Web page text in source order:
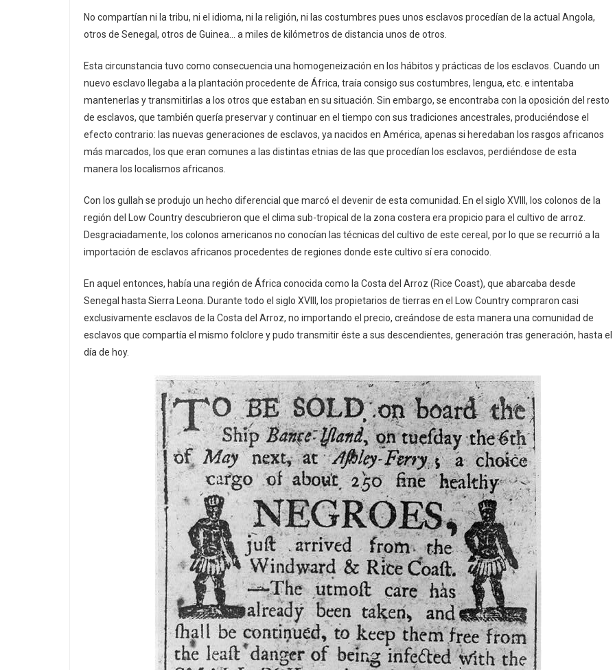
No compartían ni la tribu, ni el idioma, ni la religión, ni las costumbres pues unos esclavos procedían de la actual Angola,
otros de Senegal, otros de Guinea… a miles de kilómetros de distancia unos de otros.
Esta circunstancia tuvo como consecuencia una homogeneización en los hábitos y prácticas de los esclavos. Cuando un
nuevo esclavo llegaba a la plantación procedente de África, traía consigo sus costumbres, lengua, etc. e intentaba
mantenerlas y transmitirlas a los otros que estaban en su situación. Sin embargo, se encontraba con la oposición del resto
de esclavos, que también quería preservar y continuar en el tiempo con sus tradiciones ancestrales, produciéndose el
efecto contrario: las nuevas generaciones de esclavos, ya nacidos en América, apenas si heredaban los rasgos africanos
más marcados, los que eran comunes a las distintas etnias de las que procedían los esclavos, perdiéndose de esta
manera los localismos africanos.
Con los gullah se produjo un hecho diferencial que marcó el devenir de esta comunidad. En el siglo XVIII, los colonos de la
región del Low Country descubrieron que el clima sub-tropical de la zona costera era propicio para el cultivo de arroz.
Desgraciadamente, los colonos americanos no conocían las técnicas del cultivo de este cereal, por lo que se recurrió a la
importación de esclavos africanos procedentes de regiones donde este cultivo sí era conocido.
En aquel entonces, había una región de África conocida como la Costa del Arroz (Rice Coast), que abarcaba desde
Senegal hasta Sierra Leona. Durante todo el siglo XVIII, los propietarios de tierras en el Low Country compraron casi
exclusivamente esclavos de la Costa del Arroz, no importando el precio, creándose de esta manera una comunidad de
esclavos que compartía el mismo folclore y pudo transmitir éste a sus descendientes, generación tras generación, hasta el
día de hoy.